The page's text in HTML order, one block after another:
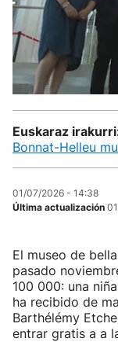
Euskaraz
Bonnat-Helleu
01/07/2026 - 14:38
Última actualización
El museo de
pasado
100 000: una
ha recibido de
Barthélémy
entrar gratis a a